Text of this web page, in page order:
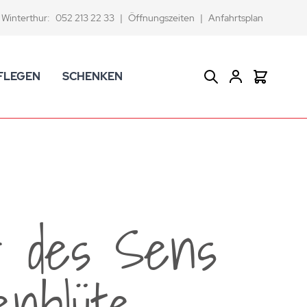
Winterthur: 052 213 22 33 | Öffnungszeiten | Anfahrtsplan
-sprudler
und Ersatzbürsten
Badezimmer-Artikel
SCHENKEN Suche
des Sens